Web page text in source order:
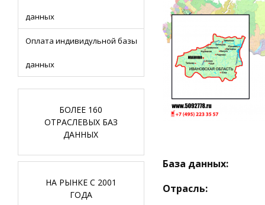
данных
Оплата индивидульной базы
данных
БОЛЕЕ 160
ОТРАСЛЕВЫХ БАЗ
ДАННЫХ
НА РЫНКЕ С 2001
ГОДА
База данных:
Отрасль: